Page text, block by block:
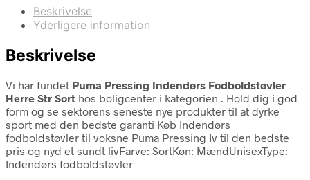
Beskrivelse
Yderligere information
Beskrivelse
Vi har fundet Puma Pressing Indendørs Fodboldstøvler
Herre Str Sort hos boligcenter i kategorien . Hold dig i god
form og se sektorens seneste nye produkter til at dyrke
sport med den bedste garanti Køb Indendørs
fodboldstøvler til voksne Puma Pressing Iv til den bedste
pris og nyd et sundt livFarve: SortKøn: MændUnisexType:
Indendørs fodboldstøvler